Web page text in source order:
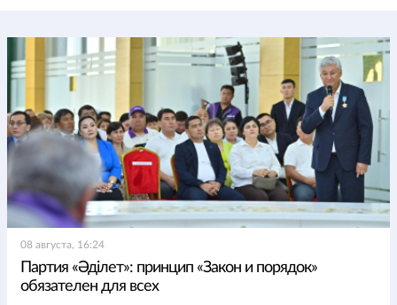
08 августа, 16:24
Партия «Әділет»: принцип «Закон и порядок»
обязателен для всех